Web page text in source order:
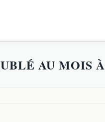
AU MOIS